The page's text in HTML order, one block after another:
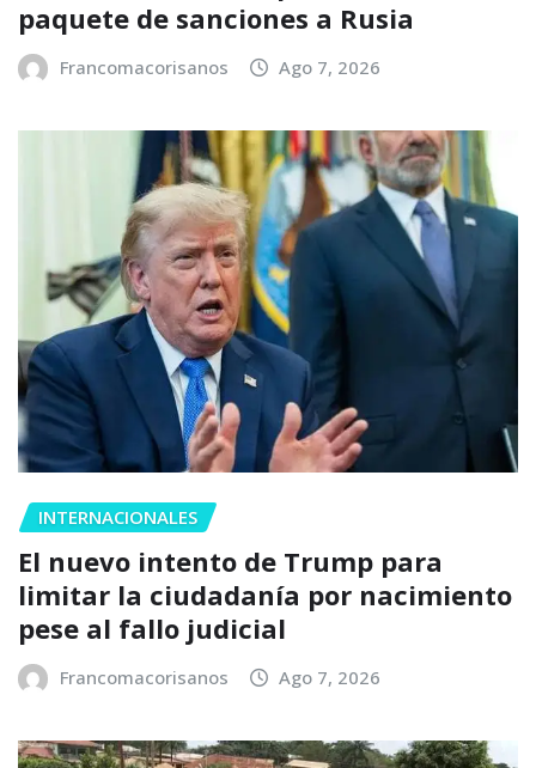
paquete de sanciones a Rusia
Francomacorisanos Ago 7, 2026
INTERNACIONALES
El nuevo intento de Trump para
limitar la ciudadanía por nacimiento
pese al fallo judicial
Francomacorisanos Ago 7, 2026